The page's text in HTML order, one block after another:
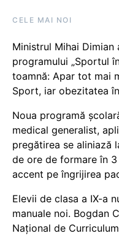
CELE MAI NOI
Ministrul Mihai Dimian
programului „Sportul
toamnă: Apar tot mai
Sport, iar obezitatea
Noua programă
medical generalist,
pregătirea se aliniază
de ore de formare în
accent pe îngrijirea
Elevii de clasa a IX-a
manuale noi. Bogdan
Național de